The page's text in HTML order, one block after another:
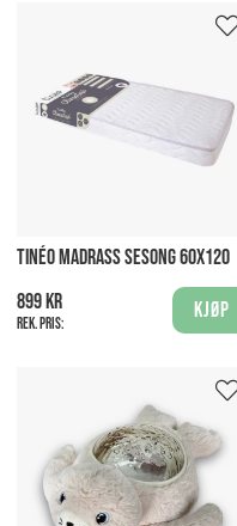
TINÉO MADRASS SESONG 60X120
899 kr
Rek. pris:
Kjøp